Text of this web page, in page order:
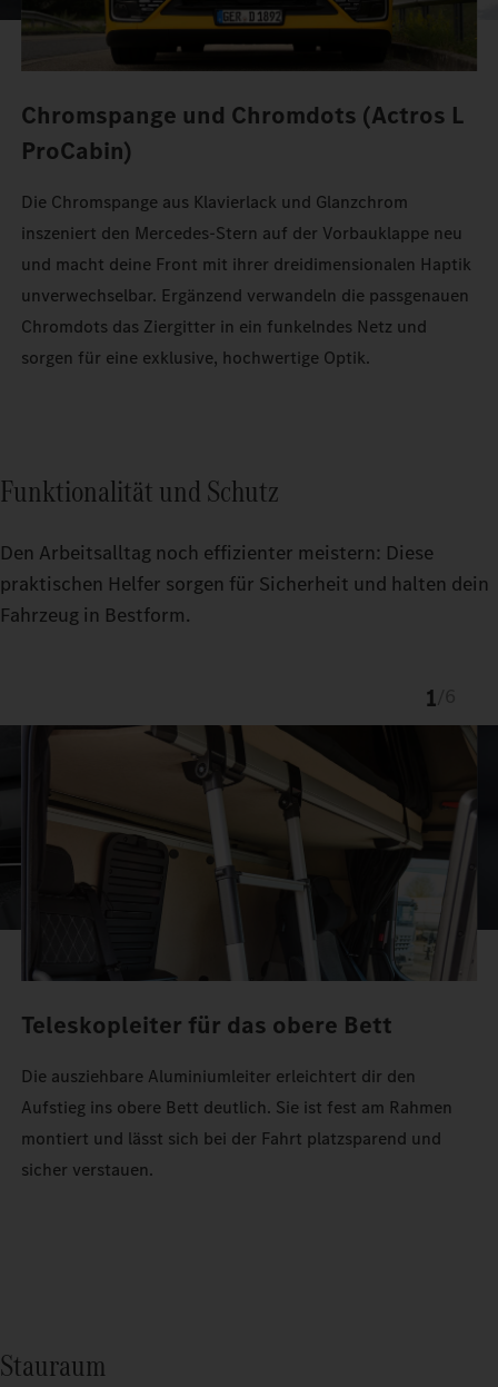
Chromspange und Chromdots (Actros L
ProCabin)
Die Chromspange aus Klavierlack und Glanzchrom
inszeniert den Mercedes‑Stern auf der Vorbauklappe neu
und macht deine Front mit ihrer dreidimensionalen Haptik
unverwechselbar. Ergänzend verwandeln die passgenauen
Chromdots das Ziergitter in ein funkelndes Netz und
sorgen für eine exklusive, hochwertige Optik.
Funktionalität und Schutz
Den Arbeitsalltag noch effizienter meistern: Diese
praktischen Helfer sorgen für Sicherheit und halten dein
Fahrzeug in Bestform.
1
Teleskopleiter für das obere Bett
Die ausziehbare Aluminiumleiter erleichtert dir den
Aufstieg ins obere Bett deutlich. Sie ist fest am Rahmen
montiert und lässt sich bei der Fahrt platzsparend und
sicher verstauen.
Stauraum